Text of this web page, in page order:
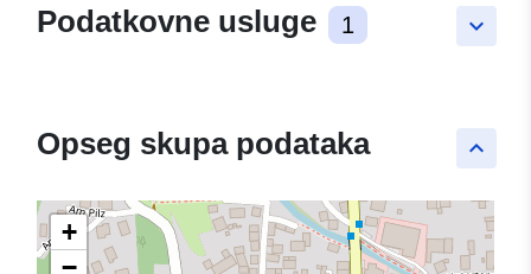
keyboard_arrow_down
Podatkovne usluge 1
keyboard_arrow_up
Opseg skupa podataka
+
−